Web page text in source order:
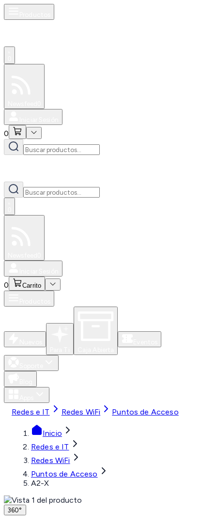
0
0 Carrito
Redes e IT Redes WiFi Puntos de Acceso
Inicio
Redes e IT
Redes WiFi
Puntos de Acceso
A2-X
360°